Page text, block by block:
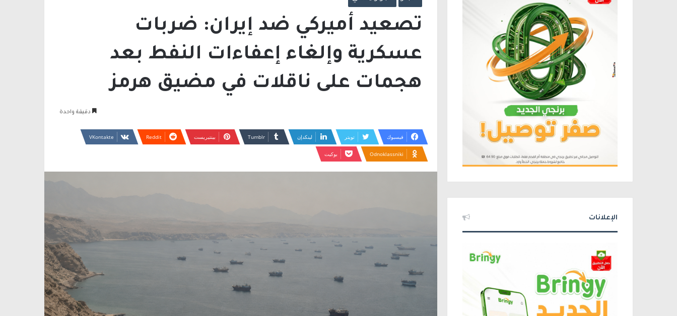
تصعيد أميركي ضد إيران: ضربات
عسكرية وإلغاء إعفاءات النفط بعد
هجمات على ناقلات في مضيق هرمز
دقيقة واحدة
فيسبوك تويتر لينكدإن بينتيريست
Odnoklassniki بوكيت
الإعلانات